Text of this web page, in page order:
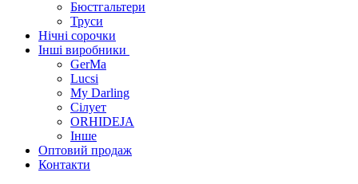
Бюстгальтери
Труси
Нічні сорочки
Інші виробники
GerMa
Lucsi
My Darling
Сілует
ORHIDEJA
Інше
Оптовий продаж
Контакти